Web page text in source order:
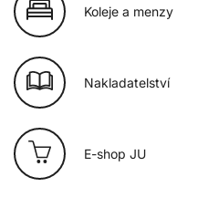
Koleje a menzy
Nakladatelství
E-shop JU